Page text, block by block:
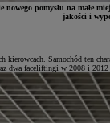
pomysłu na małe
jakości i
kierowcach. Samochód ten
dwa faceliftingi w 2008 i 2012